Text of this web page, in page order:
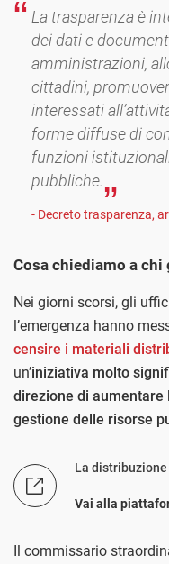
La trasparenza è
dei dati e
amministrazioni,
cittadini,
interessati
forme diffuse di
funzioni
pubbliche.
- Decreto trasparenza,
Cosa chiediamo a chi
Nei giorni scorsi, gli
l’emergenza hanno
censire i materiali
un’iniziativa molto
direzione di aumentare
gestione delle risorse
La
Vai alla
Il commissario